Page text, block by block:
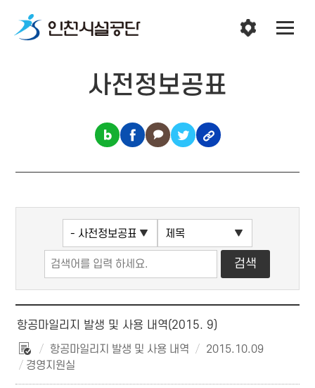
사전정보공표
항공마일리지 발생 및 사용 내역(2015. 9)
항공마일리지 발생 및 사용 내역
2015.10.09
경영지원실